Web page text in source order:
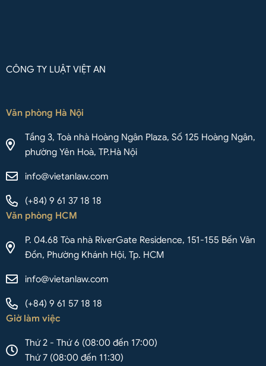
CÔNG TY LUẬT VIỆT AN
Văn phòng Hà Nội
Tầng 3, Toà nhà Hoàng Ngân Plaza, Số 125 Hoàng Ngân,
phường Yên Hoà, TP.Hà Nội
info@vietanlaw.com
(+84) 9 61 37 18 18
Văn phòng HCM
P. 04.68 Tòa nhà RiverGate Residence, 151-155 Bến Vân
Đồn, Phường Khánh Hội, Tp. HCM
info@vietanlaw.com
(+84) 9 61 57 18 18
Giờ làm việc
Thứ 2 - Thứ 6 (08:00 đến 17:00)
Thứ 7 (08:00 đến 11:30)